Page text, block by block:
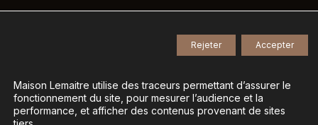
NOS MARQUES
© 2026 Tous droits réservés -
Agence de communication Nantes B17-
Mentions légales-
Maison Lemaitre utilise des traceurs permettant d’assurer le
fonctionnement du site, pour mesurer l’audience et la
performance, et afficher des contenus provenant de sites
Accepter
Rejeter